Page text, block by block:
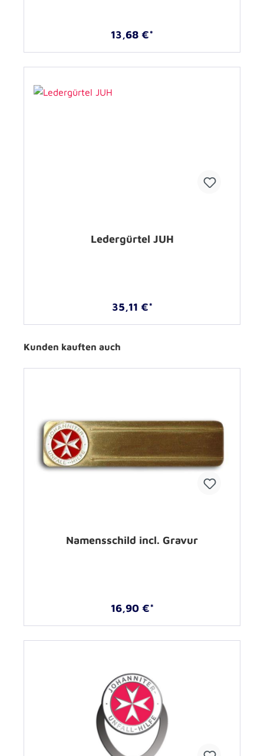
13,68 €*
Ledergürtel JUH
35,11 €*
Kunden kauften auch
Namensschild incl. Gravur
16,90 €*